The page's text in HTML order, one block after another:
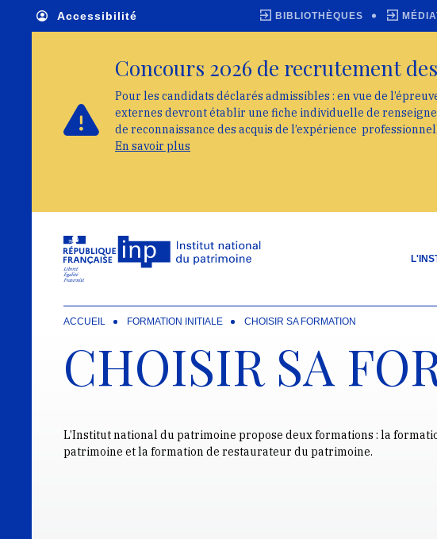
Accessibilité BIBLIOTHÈQUES
Concours 2026 de recrutement
Pour les candidats déclarés admissibles : en vue de
externes devront établir une fiche individuelle de
de reconnaissance des acquis de l’expérience
En savoir plus
ACCUEIL FORMATION INITIALE CHOISIR SA FORMATION
CHOISIR SA
L’Institut national du patrimoine propose deux formations : la
patrimoine et la formation de restaurateur du patrimoine.